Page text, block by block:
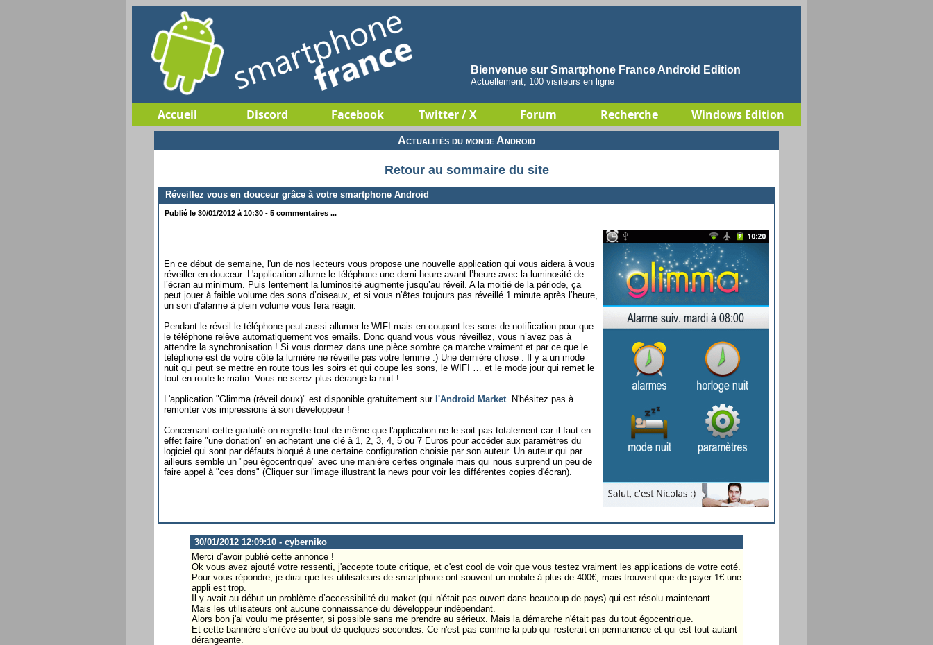
Bienvenue sur Smartphone France Android Edition
Actuellement, 100 visiteurs en ligne
Accueil Discord Facebook Twitter / X Forum Recherche Windows Edition
Actualités du monde Android
Retour au sommaire du site
Réveillez vous en douceur grâce à votre smartphone Android
Publié le 30/01/2012 à 10:30 - 5 commentaires ...
En ce début de semaine, l'un de nos lecteurs vous propose une nouvelle application qui vous aidera à vous
réveiller en douceur. L'application allume le téléphone une demi-heure avant l’heure avec la luminosité de
l’écran au minimum. Puis lentement la luminosité augmente jusqu’au réveil. A la moitié de la période, ça
peut jouer à faible volume des sons d’oiseaux, et si vous n’êtes toujours pas réveillé 1 minute après l’heure,
un son d’alarme à plein volume vous fera réagir.
Pendant le réveil le téléphone peut aussi allumer le WIFI mais en coupant les sons de notification pour que
le téléphone relève automatiquement vos emails. Donc quand vous vous réveillez, vous n’avez pas à
attendre la synchronisation ! Si vous dormez dans une pièce sombre ça marche vraiment et par ce que le
téléphone est de votre côté la lumière ne réveille pas votre femme :) Une dernière chose : Il y a un mode
nuit qui peut se mettre en route tous les soirs et qui coupe les sons, le WIFI … et le mode jour qui remet le
tout en route le matin. Vous ne serez plus dérangé la nuit !
L'application "Glimma (réveil doux)" est disponible gratuitement sur l'Android Market . N'hésitez pas à
remonter vos impressions à son développeur !
Concernant cette gratuité on regrette tout de même que l'application ne le soit pas totalement car il faut en
effet faire "une donation" en achetant une clé à 1, 2, 3, 4, 5 ou 7 Euros pour accéder aux paramètres du
logiciel qui sont par défauts bloqué à une certaine configuration choisie par son auteur. Un auteur qui par
ailleurs semble un "peu égocentrique" avec une manière certes originale mais qui nous surprend un peu de
faire appel à "ces dons" (Cliquer sur l'image illustrant la news pour voir les différentes copies d'écran).
30/01/2012 12:09:10 - cyberniko
Merci d'avoir publié cette annonce !
Ok vous avez ajouté votre ressenti, j'accepte toute critique, et c'est cool de voir que vous testez vraiment les applications de votre coté.
Pour vous répondre, je dirai que les utilisateurs de smartphone ont souvent un mobile à plus de 400€, mais trouvent que de payer 1€ une
appli est trop.
Il y avait au début un problème d’accessibilité du maket (qui n'était pas ouvert dans beaucoup de pays) qui est résolu maintenant.
Mais les utilisateurs ont aucune connaissance du développeur indépendant.
Alors bon j'ai voulu me présenter, si possible sans me prendre au sérieux. Mais la démarche n'était pas du tout égocentrique.
Et cette bannière s'enlève au bout de quelques secondes. Ce n'est pas comme la pub qui resterait en permanence et qui est tout autant
dérangeante.